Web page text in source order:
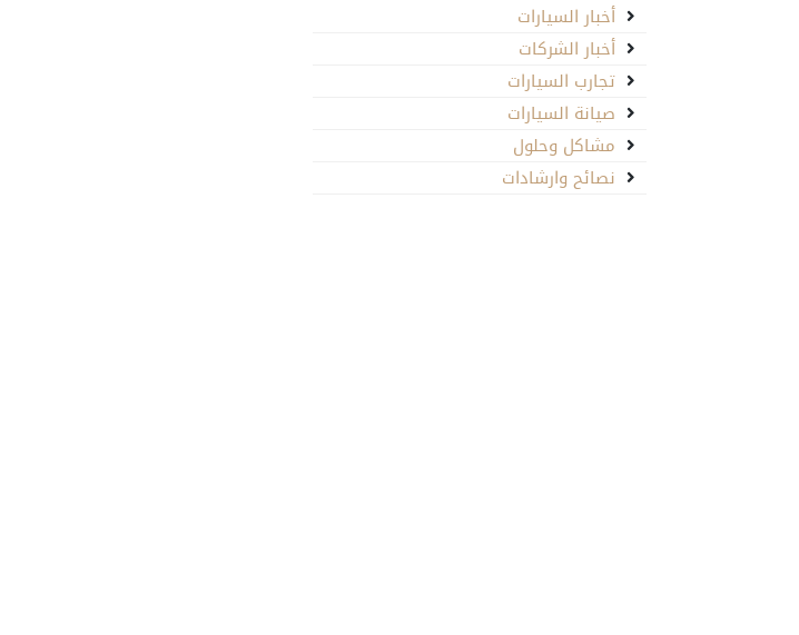
أخبار السيارات
أخبار الشركات
تجارب السيارات
صيانة السيارات
مشاكل وحلول
نصائح وارشادات